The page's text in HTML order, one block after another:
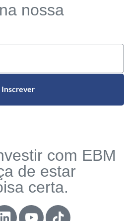
nossa
Inscrever
com EBM
de estar
certa.